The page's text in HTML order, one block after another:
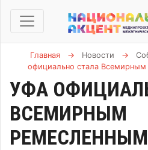
Главная → Новости →
официально стала
УФА
ВСЕМИРНЫМ